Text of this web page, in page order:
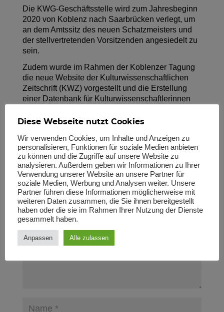
Die KWG-Geschäftsstelle wird zum Jahresbeginn
2020 von Koblenz nach Saarbrücken verlegt, um
an dem Amtssitz des neuen Schatzmeisters und
der stellvertretenden Vorsitzenden angesiedelt zu
sein.
Zudem wurde im Rahmen der Koblenzer Tagung
die neue Website der Kulturwissenschaftlichen
Zeitschrift (KWZ) vorgestellt und die Erstellung
einer Datenbank für Kulturwissenschaftlerinnen
Kommentar absenden
Deine E-Mail-Adresse wird nicht veröffentlicht. Erforderliche
Felder sind mit*markiert
Diese Webseite nutzt Cookies
Wir verwenden Cookies, um Inhalte und Anzeigen zu
personalisieren, Funktionen für soziale Medien anbieten
zu können und die Zugriffe auf unsere Website zu
analysieren. Außerdem geben wir Informationen zu Ihrer
Verwendung unserer Website an unsere Partner für
soziale Medien, Werbung und Analysen weiter. Unsere
Partner führen diese Informationen möglicherweise mit
weiteren Daten zusammen, die Sie ihnen bereitgestellt
haben oder die sie im Rahmen Ihrer Nutzung der Dienste
gesammelt haben.
Anpassen Alle zulassen